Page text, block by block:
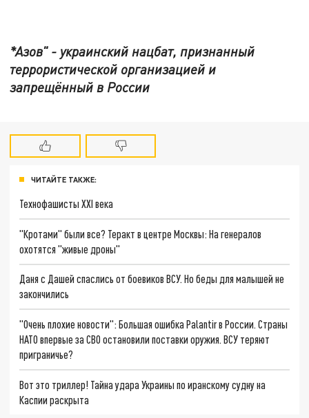
*Азов" - украинский нацбат, признанный
террористической организацией и
запрещённый в России
ЧИТАЙТЕ ТАКЖЕ:
Технофашисты XXI века
"Кротами" были все? Теракт в центре Москвы: На генералов
охотятся "живые дроны"
Даня с Дашей спаслись от боевиков ВСУ. Но беды для малышей не
закончились
"Очень плохие новости": Большая ошибка Palantir в России. Страны
НАТО впервые за СВО остановили поставки оружия. ВСУ теряют
приграничье?
Вот это триллер! Тайна удара Украины по иранскому судну на
Каспии раскрыта